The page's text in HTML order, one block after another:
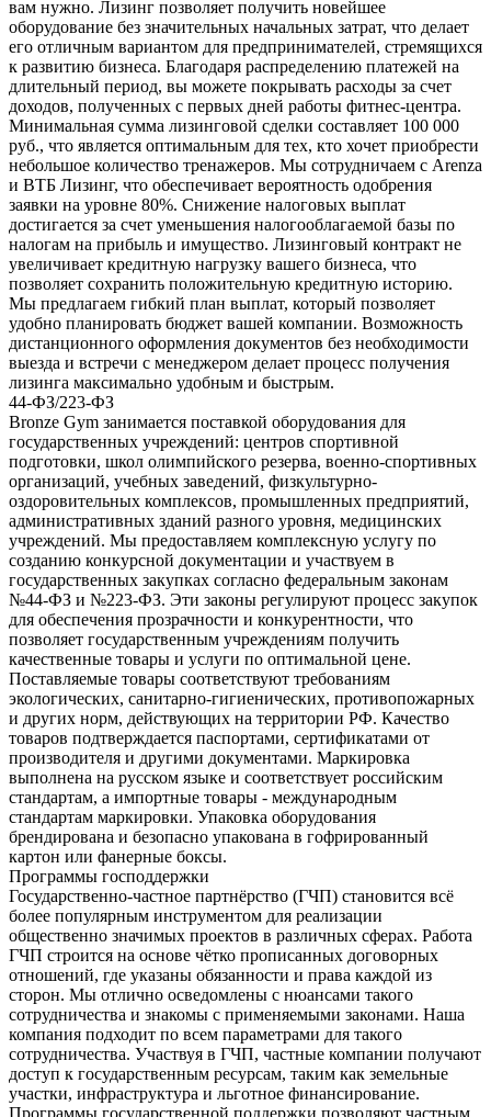
вам нужно. Лизинг позволяет получить новейшее
оборудование без значительных начальных затрат, что делает
его отличным вариантом для предпринимателей, стремящихся
к развитию бизнеса. Благодаря распределению платежей на
длительный период, вы можете покрывать расходы за счет
доходов, полученных с первых дней работы фитнес-центра.
Минимальная сумма лизинговой сделки составляет 100 000
руб., что является оптимальным для тех, кто хочет приобрести
небольшое количество тренажеров. Мы сотрудничаем с Arenza
и ВТБ Лизинг, что обеспечивает вероятность одобрения
заявки на уровне 80%. Снижение налоговых выплат
достигается за счет уменьшения налогооблагаемой базы по
налогам на прибыль и имущество. Лизинговый контракт не
увеличивает кредитную нагрузку вашего бизнеса, что
позволяет сохранить положительную кредитную историю.
Мы предлагаем гибкий план выплат, который позволяет
удобно планировать бюджет вашей компании. Возможность
дистанционного оформления документов без необходимости
выезда и встречи с менеджером делает процесс получения
лизинга максимально удобным и быстрым.
44-ФЗ/223-ФЗ
Bronze Gym занимается поставкой оборудования для
государственных учреждений: центров спортивной
подготовки, школ олимпийского резерва, военно-спортивных
организаций, учебных заведений, физкультурно-
оздоровительных комплексов, промышленных предприятий,
административных зданий разного уровня, медицинских
учреждений. Мы предоставляем комплексную услугу по
созданию конкурсной документации и участвуем в
государственных закупках согласно федеральным законам
№44-ФЗ и №223-ФЗ. Эти законы регулируют процесс закупок
для обеспечения прозрачности и конкурентности, что
позволяет государственным учреждениям получить
качественные товары и услуги по оптимальной цене.
Поставляемые товары соответствуют требованиям
экологических, санитарно-гигиенических, противопожарных
и других норм, действующих на территории РФ. Качество
товаров подтверждается паспортами, сертификатами от
производителя и другими документами. Маркировка
выполнена на русском языке и соответствует российским
стандартам, а импортные товары - международным
стандартам маркировки. Упаковка оборудования
брендирована и безопасно упакована в гофрированный
картон или фанерные боксы.
Программы господдержки
Государственно-частное партнёрство (ГЧП) становится всё
более популярным инструментом для реализации
общественно значимых проектов в различных сферах. Работа
ГЧП строится на основе чётко прописанных договорных
отношений, где указаны обязанности и права каждой из
сторон. Мы отлично осведомлены с нюансами такого
сотрудничества и знакомы с применяемыми законами. Наша
компания подходит по всем параметрами для такого
сотрудничества. Участвуя в ГЧП, частные компании получают
доступ к государственным ресурсам, таким как земельные
участки, инфраструктура и льготное финансирование.